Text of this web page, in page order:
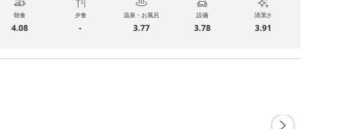
朝食
4.08
夕食
-
温泉・お風呂
3.77
設備
3.78
清潔さ
3.91